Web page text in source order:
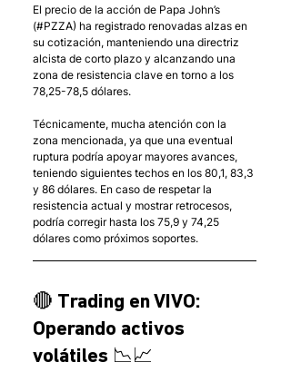
El precio de la acción de Papa John’s
(#PZZA) ha registrado renovadas alzas en
su cotización, manteniendo una directriz
alcista de corto plazo y alcanzando una
zona de resistencia clave en torno a los
78,25-78,5 dólares.
Técnicamente, mucha atención con la
zona mencionada, ya que una eventual
ruptura podría apoyar mayores avances,
teniendo siguientes techos en los 80,1, 83,3
y 86 dólares. En caso de respetar la
resistencia actual y mostrar retrocesos,
podría corregir hasta los 75,9 y 74,25
dólares como próximos soportes.
🔴 Trading en VIVO:
Operando activos
volátiles 📉📈